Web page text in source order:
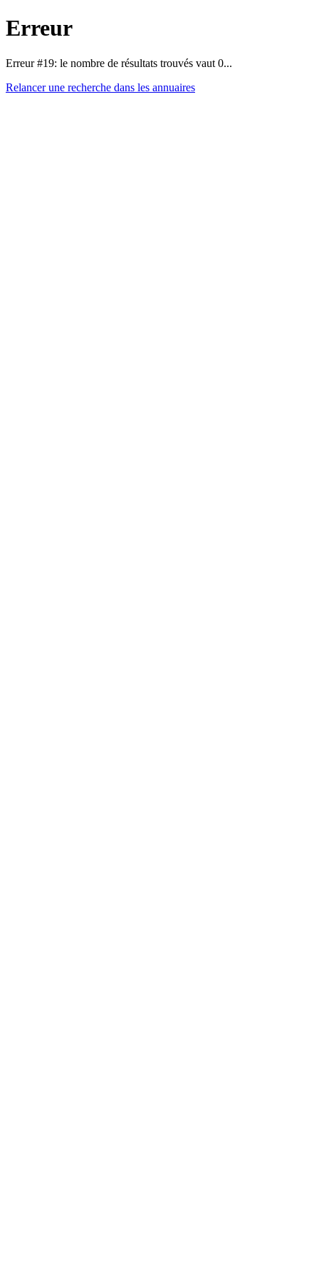
Erreur
Erreur #19: le nombre de résultats trouvés vaut 0...
Relancer une recherche dans les annuaires